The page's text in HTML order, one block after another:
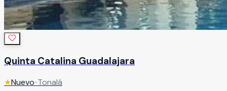
Quinta Catalina Guadalajara
★Nuevo•Tonalá